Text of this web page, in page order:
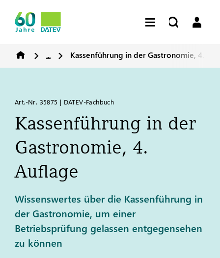
... Kassenführung in der Gastronomie, 4.
Art.-Nr. 35875 | DATEV-Fachbuch
Kassenführung in der
Gastronomie, 4.
Auflage
Wissenswertes über die Kassenführung in
der Gastronomie, um einer
Betriebsprüfung gelassen entgegensehen
zu können